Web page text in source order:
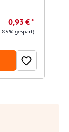
0,93 € *
gespart)